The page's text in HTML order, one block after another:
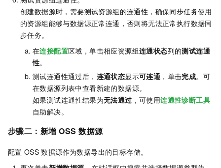
创建数据源时，需要测试资源组的连通性，确保同步任务使用
的资源组能够与数据源正常连通，否则将无法正常执行数据同
步任务。
在连接配置区域，单击相应资源组连通状态列的测试连通
性。
测试连通性通过后， 连通状态显示可连通 ，单击完成。可
在数据源列表中查看新建的数据源。
如果测试连通性结果为无法通过 ，可使用连通性诊断工具
自助解决。
步骤二：新增 OSS 数据源
配置 OSS 数据源作为数据导出的目标存储。